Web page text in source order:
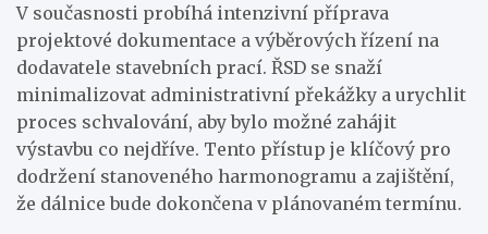
V současnosti probíhá intenzivní příprava
projektové dokumentace a výběrových řízení na
dodavatele stavebních prací. ŘSD se snaží
minimalizovat administrativní překážky a urychlit
proces schvalování, aby bylo možné zahájit
výstavbu co nejdříve. Tento přístup je klíčový pro
dodržení stanoveného harmonogramu a zajištění,
že dálnice bude dokončena v plánovaném termínu.